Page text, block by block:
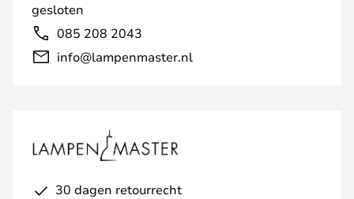
gesloten
085 208 2043
info@lampenmaster.nl
30 dagen retourrecht